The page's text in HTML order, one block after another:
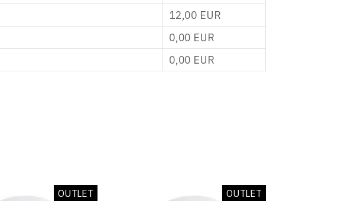
12,00 EUR
0,00 EUR
0,00 EUR
OUTLET OUTLET